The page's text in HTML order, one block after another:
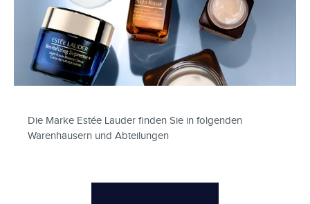
Die Marke Estée Lauder finden Sie in folgenden
Warenhäusern und Abteilungen